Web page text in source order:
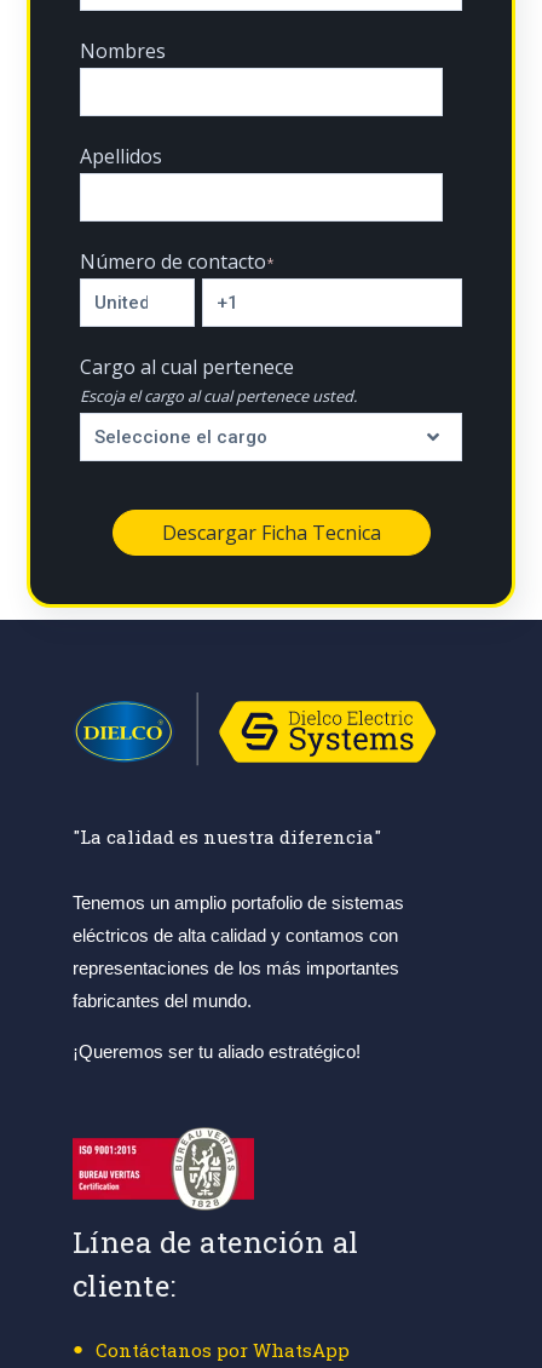
Nombres
Apellidos
Número de contacto*
Cargo al cual pertenece
Escoja el cargo al cual pertenece usted.
"La calidad es nuestra diferencia"
Tenemos un amplio portafolio de sistemas
eléctricos de alta calidad y contamos con
representaciones de los más importantes
fabricantes del mundo.
¡Queremos ser tu aliado estratégico!
Línea de atención al
cliente:
Contáctanos por WhatsApp